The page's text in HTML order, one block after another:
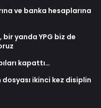
ve banka hesaplarına
bir yanda YPG biz de
kapattı…
ikinci kez disiplin